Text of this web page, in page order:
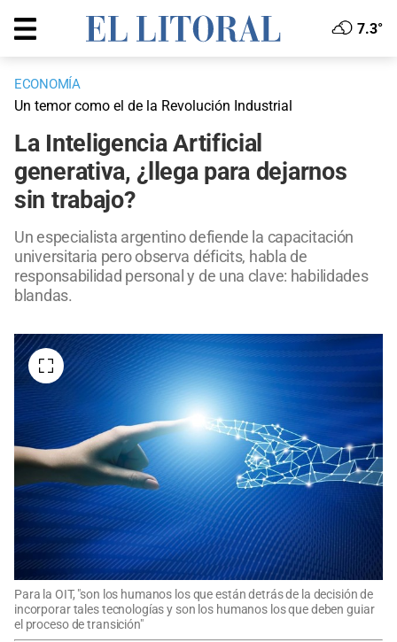
7.3°
ECONOMÍA
Un temor como el de la Revolución Industrial
La Inteligencia Artificial
generativa, ¿llega para dejarnos
sin trabajo?
Un especialista argentino defiende la capacitación
universitaria pero observa déficits, habla de
responsabilidad personal y de una clave: habilidades
blandas.
Para la OIT, "son los humanos los que están detrás de la decisión de
incorporar tales tecnologías y son los humanos los que deben guiar
el proceso de transición"